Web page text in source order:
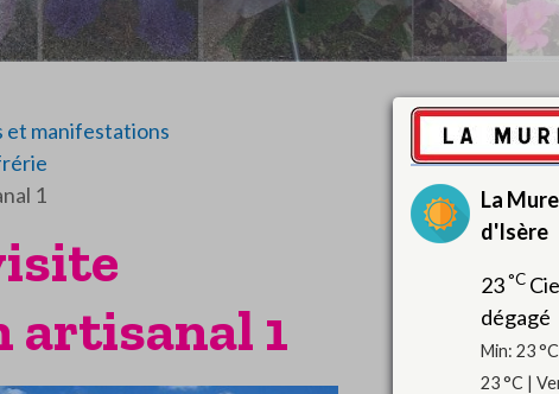
et manifestations
1
1
La
d'Isère
23 °C
dégagé
Min: 23
23 °C |